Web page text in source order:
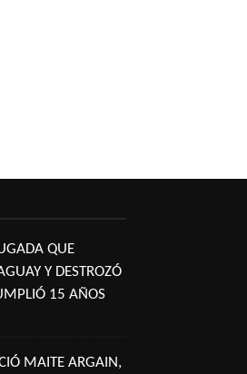
QUE
Y DESTROZÓ
15 AÑOS
MAITE ARGAIN,